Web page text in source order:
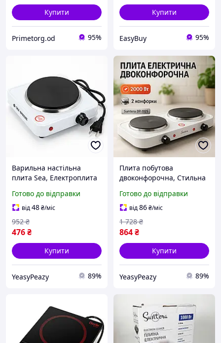
Купити
Primetorg.od 95%
Купити
EasyBuy 95%
Варильна настільна
плита Sea, Електроплита
Побутова плита для
приготування WS-53
Готово до відправки
від48₴/міс
476₴
952 ₴
Купити
YeasyPeazy 89%
Плита побутова
двоконфорочна, Стильна
Двоконфорочна дискова
електроплита GY-59
Готово до відправки
від86₴/міс
864₴
1 728 ₴
Купити
YeasyPeazy 89%